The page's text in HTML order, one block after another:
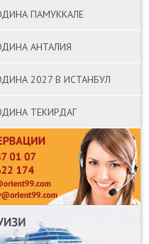
ПАМУККАЛЕ
АНТАЛИЯ
2027 В ИСТАНБУЛ
ТЕКИРДАГ